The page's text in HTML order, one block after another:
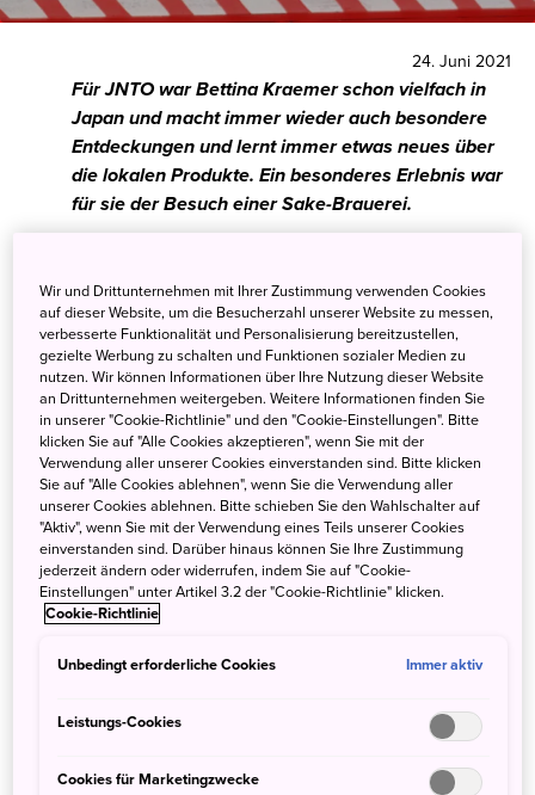
24. Juni 2021
Für JNTO war Bettina Kraemer schon vielfach in
Japan und macht immer wieder auch besondere
Entdeckungen und lernt immer etwas neues über
die lokalen Produkte. Ein besonderes Erlebnis war
für sie der Besuch einer Sake-Brauerei.
und was kann ich davon
im Urlaub in Japan
sehen?
Sake ist so typisch japanisch, dass man im Herkunftsland
kaum daran vorbeikommt. Es lohnt sich auf jeden Fall, ihn
zu probieren, oder auch eine Sake-Brauerei zu besuchen.
Vorweg ein Wort zur Begriffsklärung: wenn ihr in Japan
irgendwo „Sake“ bestellt, kann es gut sein, dass die Leute
in Japan nämlich einfach nur ein alkoholisches Getränk.
bestellen.
Wir und Drittunternehmen mit Ihrer Zustimmung verwenden Cookies
auf dieser Website, um die Besucherzahl unserer Website zu messen,
verbesserte Funktionalität und Personalisierung bereitzustellen,
gezielte Werbung zu schalten und Funktionen sozialer Medien zu
nutzen. Wir können Informationen über Ihre Nutzung dieser Website
an Drittunternehmen weitergeben. Weitere Informationen finden Sie
in unserer "Cookie-Richtlinie" und den "Cookie-Einstellungen". Bitte
klicken Sie auf "Alle Cookies akzeptieren", wenn Sie mit der
Verwendung aller unserer Cookies einverstanden sind. Bitte klicken
Sie auf "Alle Cookies ablehnen", wenn Sie die Verwendung aller
unserer Cookies ablehnen. Bitte schieben Sie den Wahlschalter auf
"Aktiv", wenn Sie mit der Verwendung eines Teils unserer Cookies
einverstanden sind. Darüber hinaus können Sie Ihre Zustimmung
jederzeit ändern oder widerrufen, indem Sie auf "Cookie-
Einstellungen" unter Artikel 3.2 der "Cookie-Richtlinie" klicken.
Cookie-Richtlinie
Unbedingt erforderliche Cookies Immer aktiv
Leistungs-Cookies
Cookies für Marketingzwecke